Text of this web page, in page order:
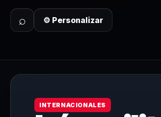
⌕ ⚙ Personalizar
INTERNACIONALES